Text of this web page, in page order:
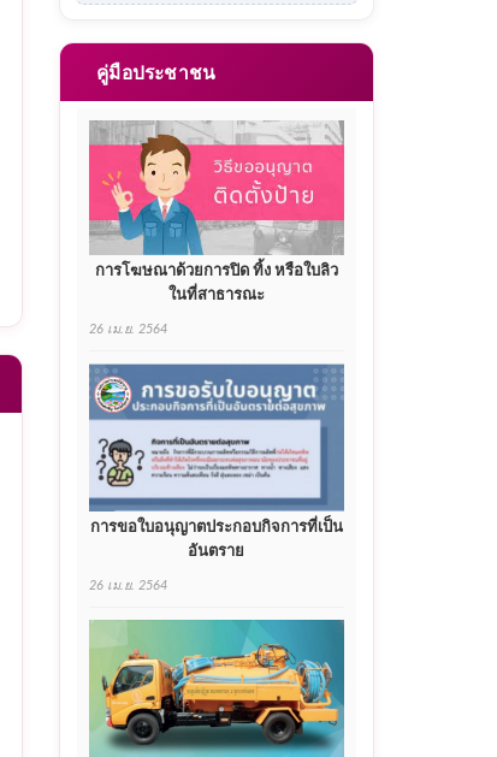
คู่มือประชาชน
การโฆษณาด้วยการปิด ทิ้ง หรือใบลิว
ในที่สาธารณะ
26 เม.ย. 2564
การขอใบอนุญาตประกอบกิจการที่เป็น
อันตราย
26 เม.ย. 2564